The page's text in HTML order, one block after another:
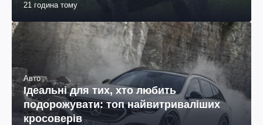
21 година тому
Авто
Ідеальні для тих, хто любить
подорожувати: топ найвитриваліших
кросоверів